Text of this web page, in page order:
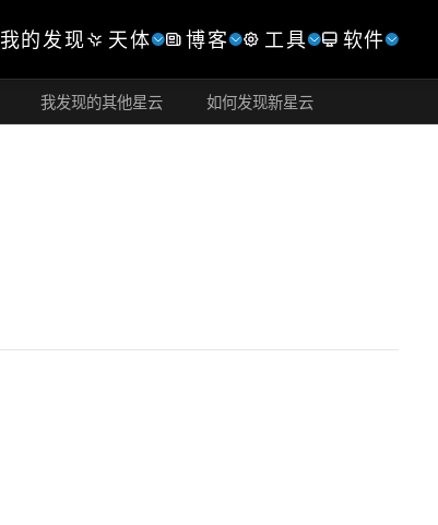
我的发现 天体 博客 工具 软件
我发现的其他星云 如何发现新星云